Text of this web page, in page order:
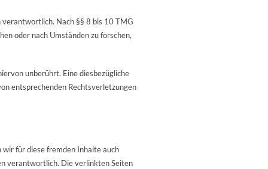
Nach §§ 8 bis 10 TMG
oder nach Umständen zu forschen,
unberührt. Eine diesbezügliche
entsprechenden Rechtsverletzungen
für diese fremden Inhalte auch
verantwortlich. Die verlinkten Seiten